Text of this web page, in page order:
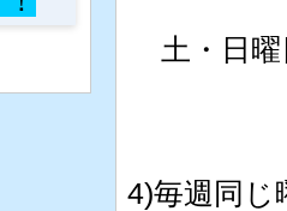
土・日
4)毎週同じ